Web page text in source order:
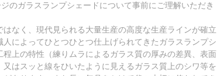
のガラスランプシェードについて事前にご理解いただき
なく、現代見られる大量生産の高度な生産ラインが確立
によってひとつひとつ仕上げられてきたガラスランプシ
程上の特性（練りムラによるガラス質の厚みの差異、表面
はスッと線をひいたように見えるガラス質上のシワ等を